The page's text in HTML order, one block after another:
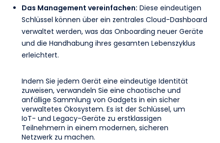
Das Management vereinfachen: Diese eindeutigen
Schlüssel können über ein zentrales Cloud-Dashboard
verwaltet werden, was das Onboarding neuer Geräte
und die Handhabung ihres gesamten Lebenszyklus
erleichtert.
Indem Sie jedem Gerät eine eindeutige Identität
zuweisen, verwandeln Sie eine chaotische und
anfällige Sammlung von Gadgets in ein sicher
verwaltetes Ökosystem. Es ist der Schlüssel, um
IoT- und Legacy-Geräte zu erstklassigen
Teilnehmern in einem modernen, sicheren
Netzwerk zu machen.